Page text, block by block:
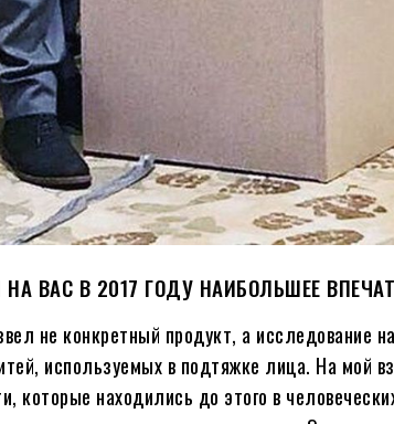
ВАС В 2017 ГОДУ НАИБОЛЬШЕЕ
не конкретный продукт, а исследование
используемых в подтяжке лица. На мой
которые находились до этого в